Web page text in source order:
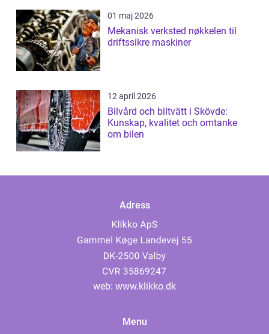
01 maj 2026
Mekanisk verksted nøkkelen til
driftssikre maskiner
12 april 2026
Bilvård och biltvätt i Skövde:
Kunskap, kvalitet och omtanke
om bilen
Adress
web: www.klikko.dk
Menu